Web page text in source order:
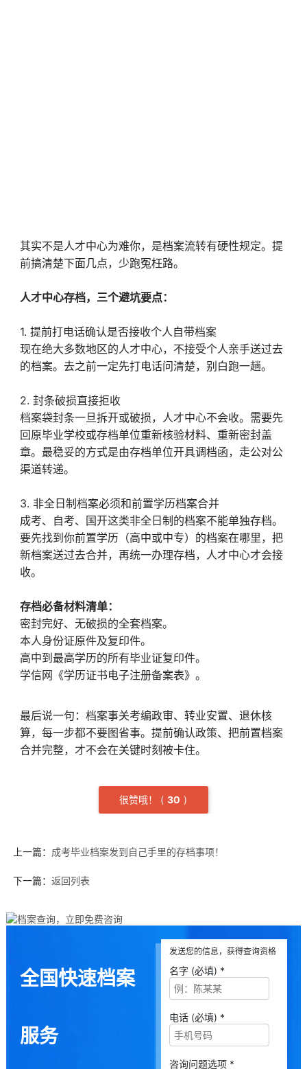
其实不是人才中心为难你，是档案流转有硬性规定。提
前搞清楚下面几点，少跑冤枉路。
人才中心存档，三个避坑要点：
1. 提前打电话确认是否接收个人自带档案
现在绝大多数地区的人才中心，不接受个人亲手送过去
的档案。去之前一定先打电话问清楚，别白跑一趟。
2. 封条破损直接拒收
档案袋封条一旦拆开或破损，人才中心不会收。需要先
回原毕业学校或存档单位重新核验材料、重新密封盖
章。最稳妥的方式是由存档单位开具调档函，走公对公
渠道转递。
3. 非全日制档案必须和前置学历档案合并
成考、自考、国开这类非全日制的档案不能单独存档。
要先找到你前置学历（高中或中专）的档案在哪里，把
新档案送过去合并，再统一办理存档，人才中心才会接
收。
存档必备材料清单：
密封完好、无破损的全套档案。
本人身份证原件及复印件。
高中到最高学历的所有毕业证复印件。
学信网《学历证书电子注册备案表》。
最后说一句：档案事关考编政审、转业安置、退休核
算，每一步都不要图省事。提前确认政策、把前置档案
合并完整，才不会在关键时刻被卡住。
很赞哦！ ( 30 )
上一篇： 成考毕业档案发到自己手里的存档事项！
下一篇： 返回列表
全国快速档案
服务
发送您的信息，获得查询资格
名字 (必填) *
电话 (必填) *
咨询问题选项 *